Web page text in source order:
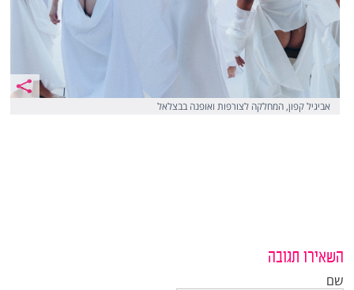
אביגיל קפון, המחלקה לצורפות ואופנה בבצלאל
השאירו תגובה
שם